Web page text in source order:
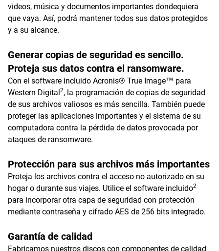
videos, música y documentos importantes dondequiera
que vaya. Así, podrá mantener todos sus datos protegidos
y a su alcance.
Generar copias de seguridad es sencillo.
Proteja sus datos contra el ransomware.
Con el software incluido Acronis® True Image™ para
Western Digital2, la programación de copias de seguridad
de sus archivos valiosos es más sencilla. También puede
proteger las aplicaciones importantes y el sistema de su
computadora contra la pérdida de datos provocada por
ataques de ransomware.
Protección para sus archivos más importantes
Proteja los archivos contra el acceso no autorizado en su
hogar o durante sus viajes. Utilice el software incluido2
para incorporar otra capa de seguridad con protección
mediante contraseña y cifrado AES de 256 bits integrado.
Garantía de calidad
Fabricamos nuestros discos con componentes de calidad